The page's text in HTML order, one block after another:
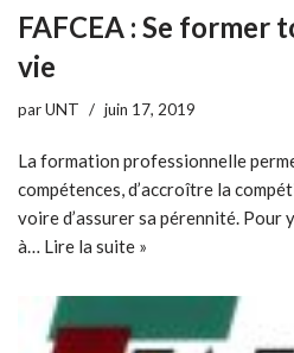
FAFCEA : Se former
vie
parUNT juin 17, 2019
La formation professionnelle
compétences, d’accroître la
voire d’assurer sa pérennité. Pour
à… Lire la suite »